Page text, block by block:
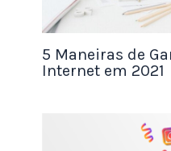
quando quiser e pode
aceitar.
Você pode até ganhar
entregadores ou
5 Maneiras de
Internet em 2021